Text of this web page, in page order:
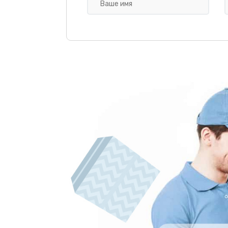
Замена гидросистемы
Замена счетчика воды
Замена ТЭНа кофемашины Beko
Ремонт ЦЗУ (центральное
устройство)